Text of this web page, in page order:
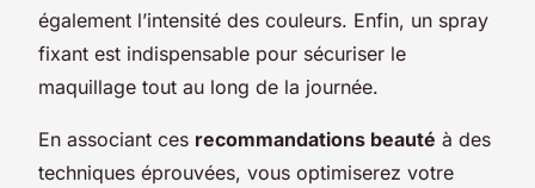
également l’intensité des couleurs. Enfin, un spray
fixant est indispensable pour sécuriser le
maquillage tout au long de la journée.
En associant ces recommandations beauté à des
techniques éprouvées, vous optimiserez votre